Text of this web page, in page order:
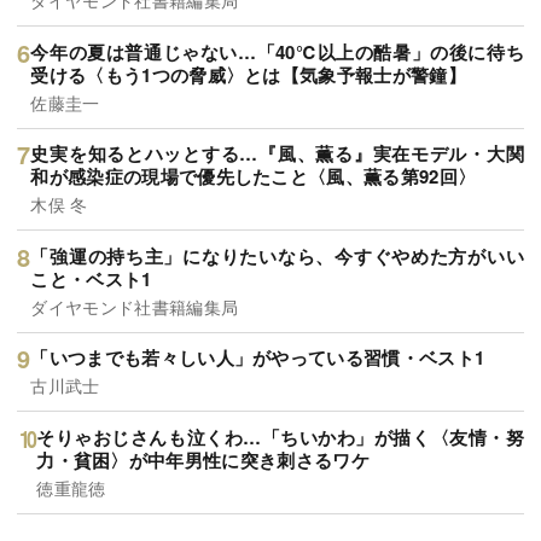
今年の夏は普通じゃない…「40℃以上の酷暑」の後に待ち
受ける〈もう1つの脅威〉とは【気象予報士が警鐘】
佐藤圭一
史実を知るとハッとする…『風、薫る』実在モデル・大関
和が感染症の現場で優先したこと〈風、薫る第92回〉
木俣 冬
「強運の持ち主」になりたいなら、今すぐやめた方がいい
こと・ベスト1
ダイヤモンド社書籍編集局
「いつまでも若々しい人」がやっている習慣・ベスト1
古川武士
そりゃおじさんも泣くわ…「ちいかわ」が描く〈友情・努
力・貧困〉が中年男性に突き刺さるワケ
徳重龍徳